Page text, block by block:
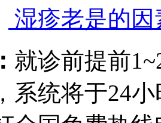
湿疹老是的
就诊前提前
系统将于24